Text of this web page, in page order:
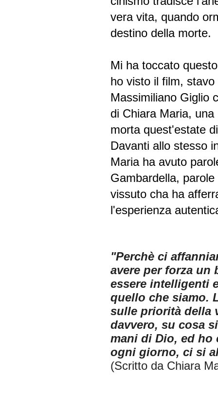
vera vita, quando
destino della morte.
Mi ha toccato
ho visto il film,
Massimiliano Giglio
di Chiara Maria,
morta quest'estate
Davanti allo stesso
Maria ha avuto
Gambardella,
vissuto cha ha
l'esperienza
"Perchè ci
avere per forza un
essere intelligenti
quello che siamo.
sulle priorità della
davvero, su cosa
mani di Dio, ed ho
ogni giorno, ci si
(Scritto da Chiara